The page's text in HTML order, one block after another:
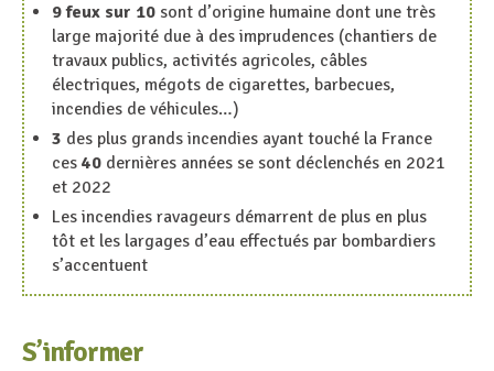
9 feux sur 10 sont d’origine humaine dont une très
large majorité due à des imprudences (chantiers de
travaux publics, activités agricoles, câbles
électriques, mégots de cigarettes, barbecues,
incendies de véhicules…)
3 des plus grands incendies ayant touché la France
ces 40 dernières années se sont déclenchés en 2021
et 2022
Les incendies ravageurs démarrent de plus en plus
tôt et les largages d’eau effectués par bombardiers
s’accentuent
S’informer